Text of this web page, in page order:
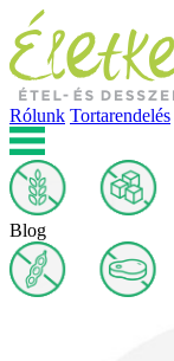
Rólunk Tortarendelés
Blog